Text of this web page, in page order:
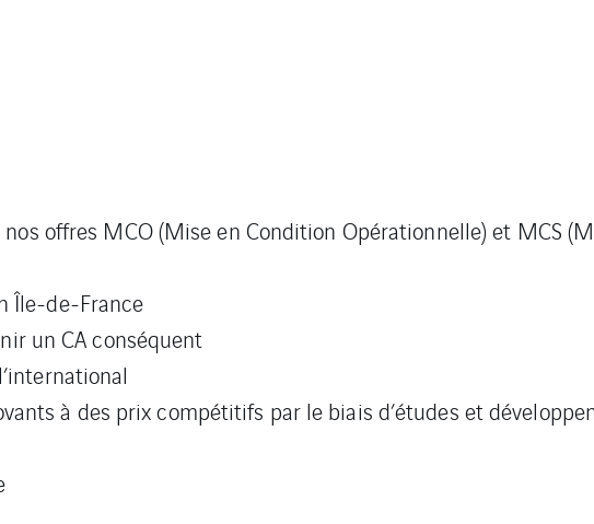
offres MCO (Mise en Condition Opérationnelle) et MCS
Île-de-France
un CA conséquent
à des prix compétitifs par le biais d’études et